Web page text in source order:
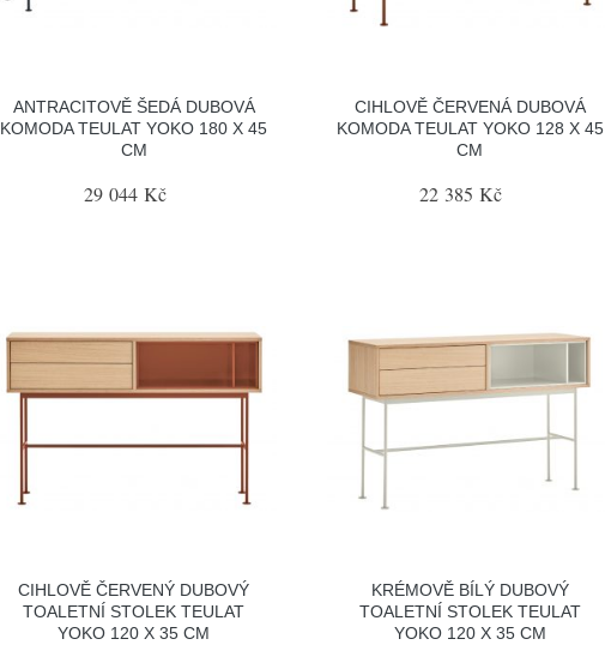
ANTRACITOVĚ ŠEDÁ DUBOVÁ
KOMODA TEULAT YOKO 180 X 45
CM
29 044 Kč
CIHLOVĚ ČERVENÁ DUBOVÁ
KOMODA TEULAT YOKO 128 X 45
CM
22 385 Kč
CIHLOVĚ ČERVENÝ DUBOVÝ
TOALETNÍ STOLEK TEULAT
YOKO 120 X 35 CM
KRÉMOVĚ BÍLÝ DUBOVÝ
TOALETNÍ STOLEK TEULAT
YOKO 120 X 35 CM